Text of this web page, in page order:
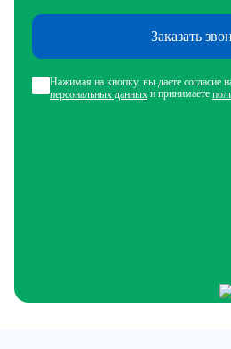
Заказать
Нажимая на кнопку, вы даете согласие
персональных данных и принимаете